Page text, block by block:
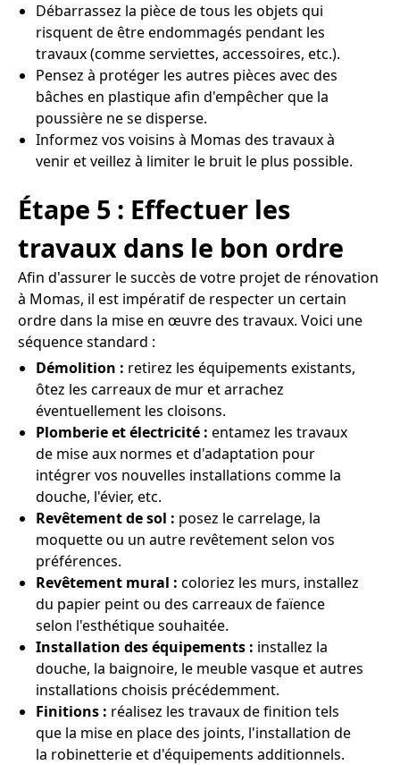
Débarrassez la pièce de tous les objets qui
risquent de être endommagés pendant les
travaux (comme serviettes, accessoires, etc.).
Pensez à protéger les autres pièces avec des
bâches en plastique afin d'empêcher que la
poussière ne se disperse.
Informez vos voisins à Momas des travaux à
venir et veillez à limiter le bruit le plus possible.
Étape 5 : Effectuer les
travaux dans le bon ordre
Afin d'assurer le succès de votre projet de rénovation
à Momas, il est impératif de respecter un certain
ordre dans la mise en œuvre des travaux. Voici une
séquence standard :
Démolition : retirez les équipements existants,
ôtez les carreaux de mur et arrachez
éventuellement les cloisons.
Plomberie et électricité : entamez les travaux
de mise aux normes et d'adaptation pour
intégrer vos nouvelles installations comme la
douche, l'évier, etc.
Revêtement de sol : posez le carrelage, la
moquette ou un autre revêtement selon vos
préférences.
Revêtement mural : coloriez les murs, installez
du papier peint ou des carreaux de faïence
selon l'esthétique souhaitée.
Installation des équipements : installez la
douche, la baignoire, le meuble vasque et autres
installations choisis précédemment.
Finitions : réalisez les travaux de finition tels
que la mise en place des joints, l'installation de
la robinetterie et d'équipements additionnels.